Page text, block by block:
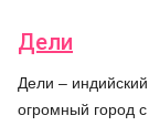
Дели
Дели – индийский
огромный город